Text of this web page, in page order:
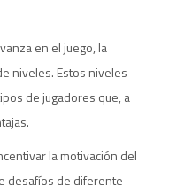
en el juego, la
niveles. Estos niveles
de jugadores que, a
la motivación del
desafíos de diferente